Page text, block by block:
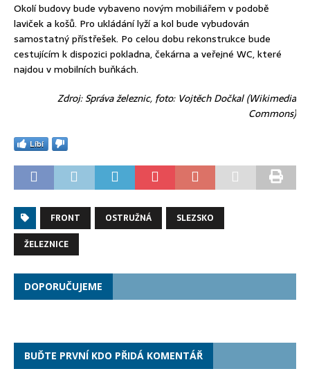
Okolí budovy bude vybaveno novým mobiliářem v podobě
laviček a košů. Pro ukládání lyží a kol bude vybudován
samostatný přístřešek. Po celou dobu rekonstrukce bude
cestujícím k dispozici pokladna, čekárna a veřejné WC, které
najdou v mobilních buňkách.
Zdroj: Správa železnic, foto: Vojtěch Dočkal (Wikimedia
Commons)
Líbí
FRONT OSTRUŽNÁ
SLEZSKO
ŽELEZNICE
DOPORUČUJEME
BUĎTE PRVNÍ KDO PŘIDÁ KOMENTÁŘ